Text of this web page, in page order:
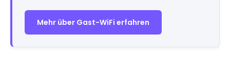
Mehr über Gast-WiFi erfahren